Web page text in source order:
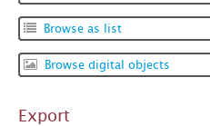
Browse as list
Browse digital objects
Export